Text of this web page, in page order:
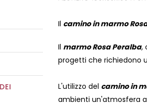
Il camino in marmo
Il marmo Rosa Peralba,
progetti che richiedono
L'utilizzo del camino in
ambienti un'atmosfera